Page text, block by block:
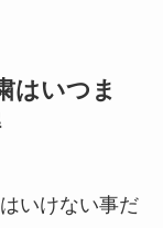
はいつま
いけない事だ